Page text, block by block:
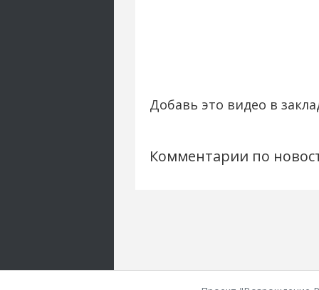
Добавь это видео в
Комментарии по